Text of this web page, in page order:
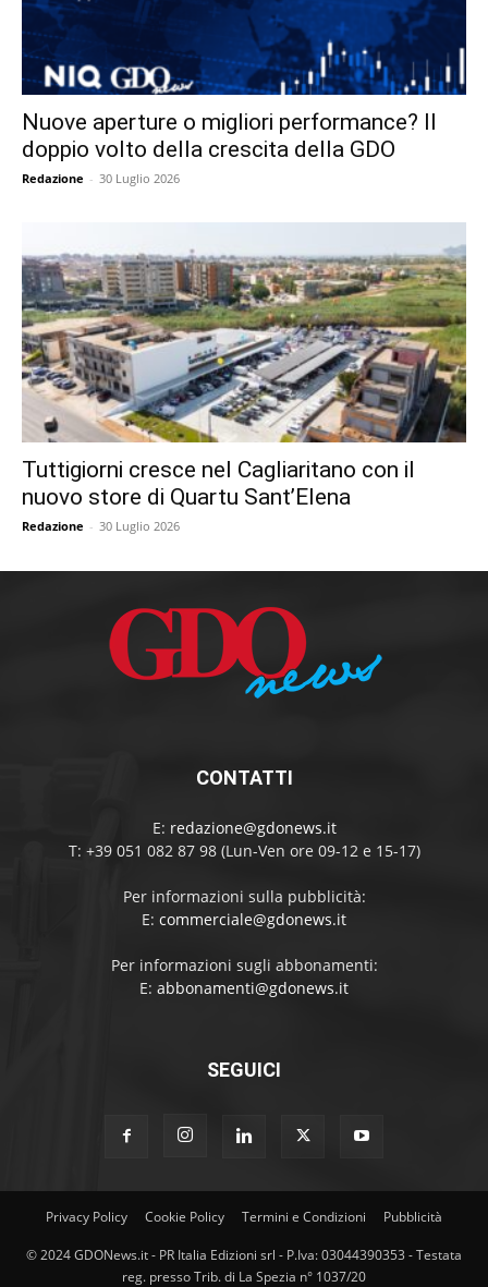
Nuove aperture o migliori performance? Il
doppio volto della crescita della GDO
Redazione - 30 Luglio 2026
Tuttigiorni cresce nel Cagliaritano con il
nuovo store di Quartu Sant’Elena
Redazione - 30 Luglio 2026
CONTATTI
E: redazione@gdonews.it
T: +39 051 082 87 98 (Lun-Ven ore 09-12 e 15-17)
Per informazioni sulla pubblicità:
E: commerciale@gdonews.it
Per informazioni sugli abbonamenti:
E: abbonamenti@gdonews.it
SEGUICI
Privacy Policy Cookie Policy Termini e Condizioni Pubblicità
© 2024 GDONews.it - PR Italia Edizioni srl - P.Iva: 03044390353 - Testata
reg. presso Trib. di La Spezia n° 1037/20